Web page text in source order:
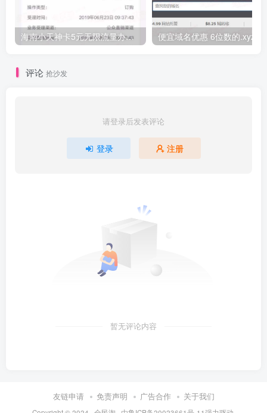
海南小天神卡5元无限流量办理的方法，5元流量不限量自行车来了
评论 抢沙发
请登录后发表评论
登录 注册
暂无评论内容
友链申请 免责声明 广告合作 关于我们